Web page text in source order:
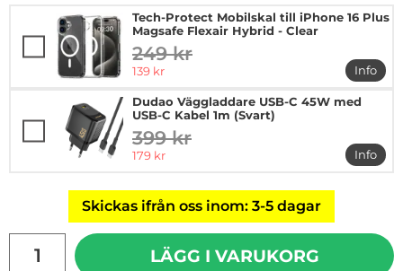
Tech-Protect Mobilskal till iPhone 16 Plus
Magsafe Flexair Hybrid - Clear
tidigare pris
249 kr
rea pris
139 kr
Info
mer
Dudao Väggladdare USB-C 45W med
USB-C Kabel 1m (Svart)
tidigare pris
399 kr
rea pris
179 kr
Info
mer
Skickas ifrån oss inom: 3-5 dagar
LÄGG I VARUKORG